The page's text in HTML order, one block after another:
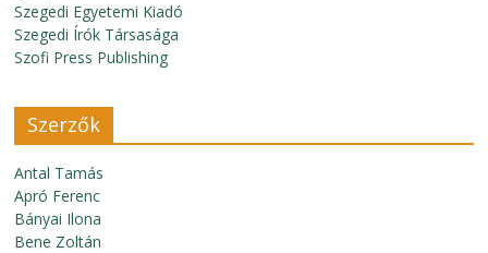
Szegedi Egyetemi Kiadó
Szegedi Írók Társasága
Szofi Press Publishing
Szerzők
Antal Tamás
Apró Ferenc
Bányai Ilona
Bene Zoltán